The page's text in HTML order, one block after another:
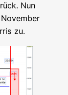
Nun
zu.